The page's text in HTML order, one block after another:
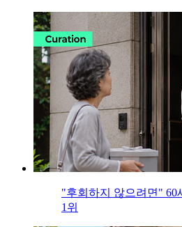
"후회하지 않으려면" 60
1위